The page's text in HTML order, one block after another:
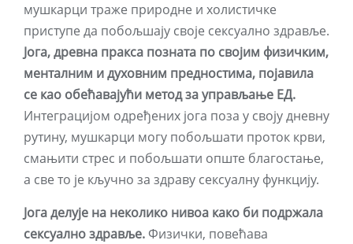
мушкарци траже природне и холистичке
приступе да побољшају своје сексуално здравље.
Јога, древна пракса позната по својим физичким,
менталним и духовним предностима, појавила
се као обећавајући метод за управљање ЕД.
Интеграцијом одређених јога поза у своју дневну
рутину, мушкарци могу побољшати проток крви,
смањити стрес и побољшати опште благостање,
а све то је кључно за здраву сексуалну функцију.
Јога делује на неколико нивоа како би подржала
сексуално здравље. Физички, повећава